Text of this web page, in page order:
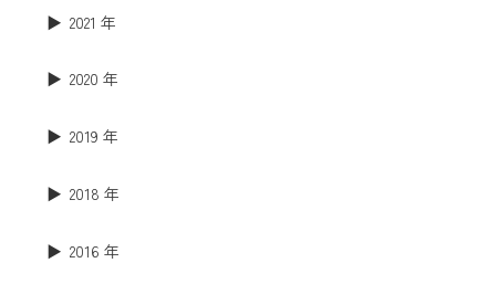
2021 年
2020 年
2019 年
2018 年
2016 年